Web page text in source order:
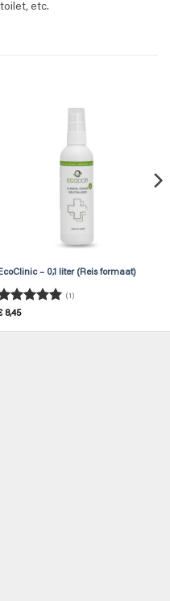
etc.
EcoClinic – 0,1 liter (Reis formaat)
(1)
8,45